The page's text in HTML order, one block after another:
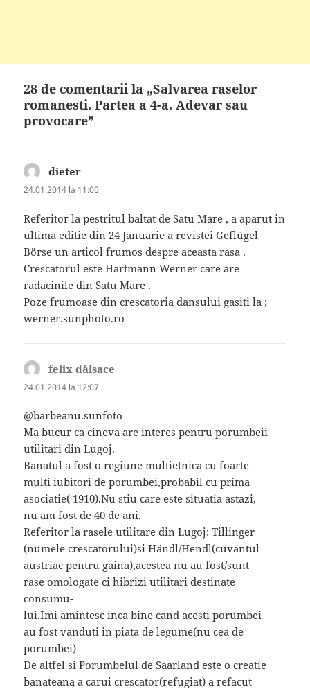
28 de comentarii la „Salvarea raselor
romanesti. Partea a 4-a. Adevar sau
provocare”
dieter
24.01.2014 la 11:00
Referitor la pestritul baltat de Satu Mare , a aparut in
ultima editie din 24 Januarie a revistei Geflügel
Börse un articol frumos despre aceasta rasa .
Crescatorul este Hartmann Werner care are
radacinile din Satu Mare .
Poze frumoase din crescatoria dansului gasiti la ;
werner.sunphoto.ro
felix d´alsace
24.01.2014 la 12:07
@barbeanu.sunfoto
Ma bucur ca cineva are interes pentru porumbeii
utilitari din Lugoj.
Banatul a fost o regiune multietnica cu foarte
multi iubitori de porumbei,probabil cu prima
asociatie( 1910).Nu stiu care este situatia astazi,
nu am fost de 40 de ani.
Referitor la rasele utilitare din Lugoj: Tillinger
(numele crescatorului)si Händl/Hendl(cuvantul
austriac pentru gaina),acestea nu au fost/sunt
rase omologate ci hibrizi utilitari destinate
consumu-
lui.Imi amintesc inca bine cand acesti porumbei
au fost vanduti in piata de legume(nu cea de
porumbei)
De altfel si Porumbelul de Saarland este o creatie
banateana a carui crescator(refugiat) a refacut